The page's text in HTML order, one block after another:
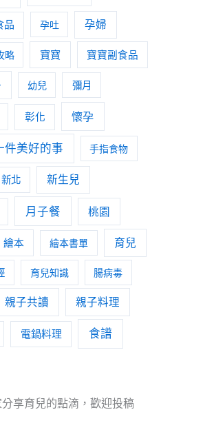
品 孕吐 孕婦
略 寶寶 寶寶副食品
幼兒 彌月
彰化 懷孕
件美好的事 手指食物
新北 新生兒
月子餐 桃園
繪本 繪本書單 育兒
育兒知識 腸病毒
親子共讀 親子料理
電鍋料理 食譜
享育兒的點滴，歡迎投稿